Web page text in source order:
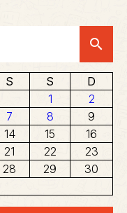
search
S S
D
1
2
7 8
9
14 15
16
21 22
23
28 29
30